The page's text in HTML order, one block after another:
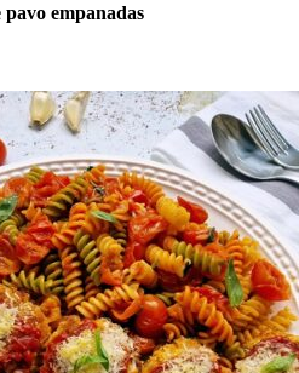
empanadas